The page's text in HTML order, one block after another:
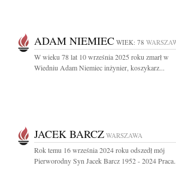
ADAM NIEMIEC WIEK: 78
W wieku 78 lat 10 września 2025 roku zmarł w
Wiedniu Adam Niemiec inżynier, koszykarz...
JACEK BARCZ WARSZAWA
Rok temu 16 września 2024 roku odszedł mój
Pierworodny Syn Jacek Barcz 1952 - 2024